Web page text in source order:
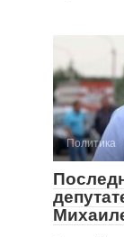
Политика